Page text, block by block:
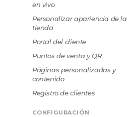
en vivo
Personalizar apariencia de la
tienda
Portal del cliente
Puntos de venta y QR
Páginas personalizadas y
contenido
Registro de clientes
CONFIGURACIÓN